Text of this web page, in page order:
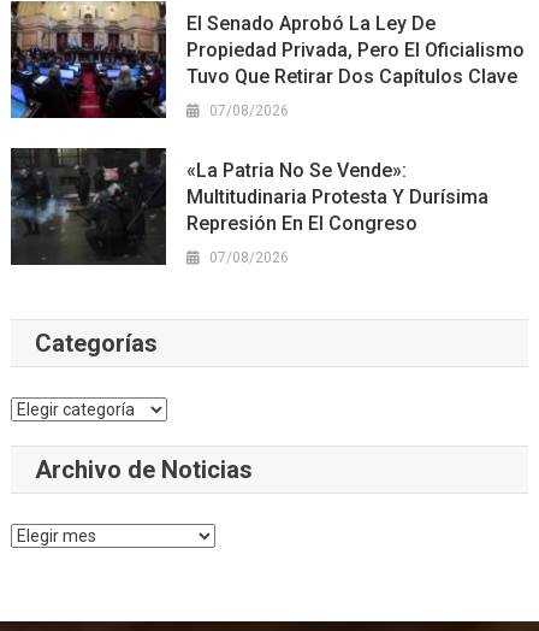
El Senado Aprobó La Ley De
Propiedad Privada, Pero El Oficialismo
Tuvo Que Retirar Dos Capítulos Clave
07/08/2026
«La Patria No Se Vende»:
Multitudinaria Protesta Y Durísima
Represión En El Congreso
07/08/2026
Categorías
Categorías
Archivo de Noticias
Archivo